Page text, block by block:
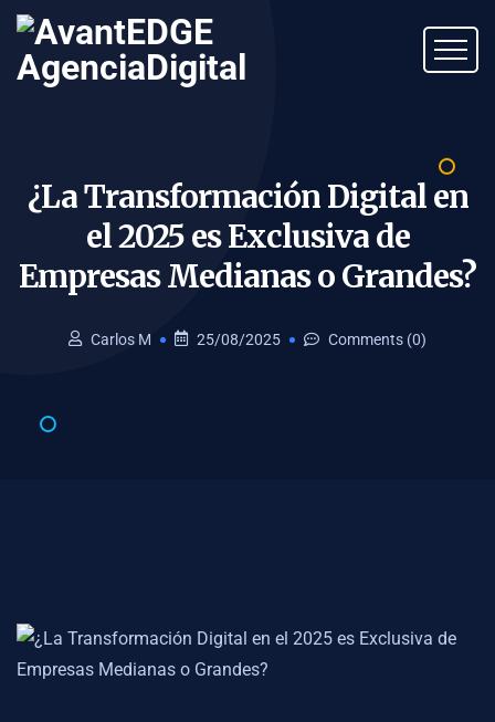
¿La Transformación Digital en
el 2025 es Exclusiva de
Empresas Medianas oGrandes?
Carlos M 25/08/2025 Comments (0)